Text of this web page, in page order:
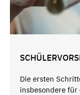
Die ersten
insbesondere